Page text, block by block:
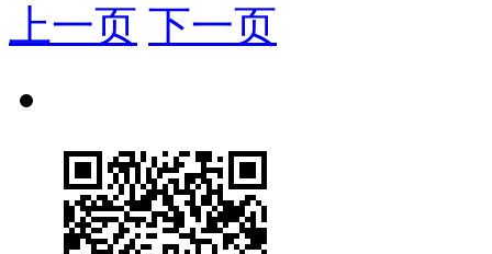
上一页 下一页